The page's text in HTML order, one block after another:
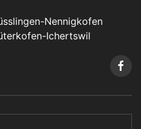
Nennigkofen
Ichertswil